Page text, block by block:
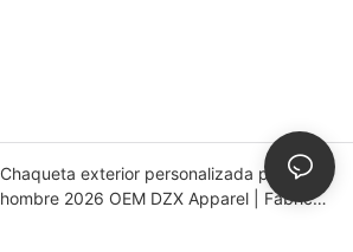
Chaqueta exterior personalizada para
hombre 2026 OEM DZX Apparel | Fábrica